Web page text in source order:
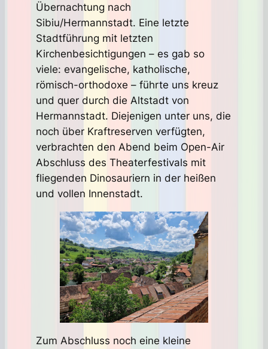
Übernachtung nach
Sibiu/Hermannstadt. Eine letzte
Stadtführung mit letzten
Kirchenbesichtigungen – es gab so
viele: evangelische, katholische,
römisch-orthodoxe – führte uns kreuz
und quer durch die Altstadt von
Hermannstadt. Diejenigen unter uns, die
noch über Kraftreserven verfügten,
verbrachten den Abend beim Open-Air
Abschluss des Theaterfestivals mit
fliegenden Dinosauriern in der heißen
und vollen Innenstadt.
Zum Abschluss noch eine kleine